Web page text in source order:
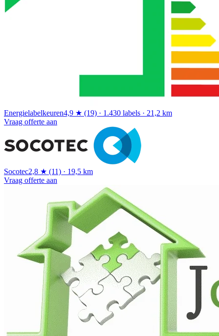
Energielabelkeuren4,9 ★ (19) · 1.430 labels · 21,2 km
Vraag offerte aan
Socotec2,8 ★ (11) · 19,5 km
Vraag offerte aan